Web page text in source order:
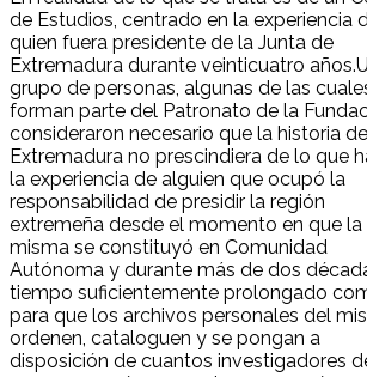
de Estudios, centrado en la experiencia
quien fuera presidente de la Junta de
Extremadura durante veinticuatro
grupo de personas, algunas de las
forman parte del Patronato de la
consideraron necesario que la historia de
Extremadura no prescindiera de lo que
la experiencia de alguien que ocupó la
responsabilidad de presidir la región
extremeña desde el momento en que la
misma se constituyó en Comunidad
Autónoma y durante más de dos
tiempo suficientemente prolongado
para que los archivos personales del
ordenen, cataloguen y se pongan a
disposición de cuantos investigadores